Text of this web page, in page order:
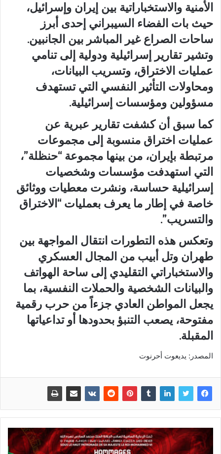
الأمنية والاستخباراتية بين إيران وإسرائيل،
حيث بات الفضاء السيبراني إحدى أبرز
ساحات الصراع غير المباشر بين الجانبين.
وتشير تقارير إسرائيلية ودولية إلى تنامي
عمليات الاختراق، وتسريب البيانات،
ومحاولات التأثير النفسي التي تستهدف
مسؤولين ومؤسسات إسرائيلية.
كما سبق أن كشفت تقارير عبرية عن
عمليات اختراق منسوبة إلى مجموعات
مرتبطة بإيران، من بينها مجموعة “حنظلة”،
التي استهدفت مؤسسات وشخصيات
إسرائيلية حساسة، ونشرت معطيات ووثائق
خاصة في إطار ما يعرف بعمليات “الاختراق
والتسريب”.
وتعكس هذه التطورات انتقال المواجهة بين
طهران وتل أبيب من المجال العسكري
والاستخباراتي التقليدي إلى ساحة الهواتف
والبيانات الشخصية والحملات النفسية، بما
يجعل المواطن العادي جزءاً من حرب رقمية
مفتوحة، يصعب التنبؤ بحدودها أو تداعياتها
المقبلة.
المصدر: يديعوت أحرنوت